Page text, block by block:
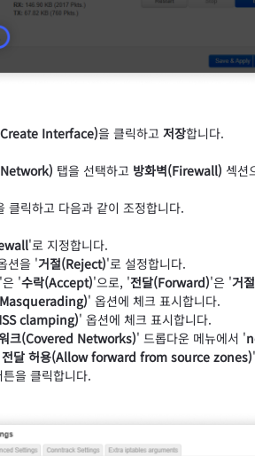
Interface)을 클릭하고 저장합니다.
탭을 선택하고 방화벽(Firewall) 섹션
클릭하고 다음과 같이 조정합니다.
'로 지정합니다.
션을 '거절(Reject)'로 설정합니다.
'은 '수락(Accept)'으로, '전달(Forward)'은 '거
' 옵션에 체크 표시합니다.
clamping)' 옵션에 체크 표시합니다.
크(Covered Networks)' 드롭다운 메뉴에서 '
전달 허용(Allow forward from source zones)
을 클릭합니다.